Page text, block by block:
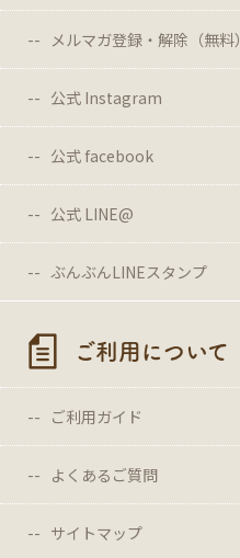
メルマガ登録・解除（無料）
公式 Instagram
公式 facebook
公式 LINE@
ぶんぶんLINEスタンプ
ご利用について
ご利用ガイド
よくあるご質問
サイトマップ